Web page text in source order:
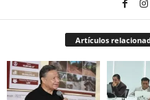
Artículos